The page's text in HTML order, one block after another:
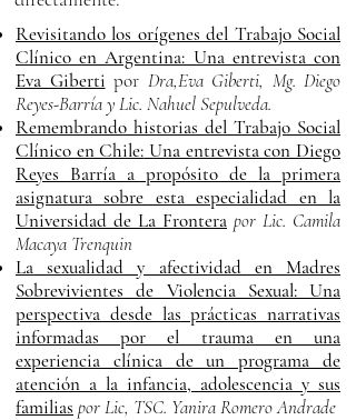
Revisitando los orígenes del Trabajo Social
Clínico en Argentina: Una entrevista con
Eva Giberti por Dra,Eva Giberti, Mg. Diego
Reyes-Barría y Lic. Nahuel Sepulveda.
Remembrando historias del Trabajo Social
Clínico en Chile: Una entrevista con Diego
Reyes Barría a propósito de la primera
asignatura sobre esta especialidad en la
Universidad de La Frontera por Lic. Camila
Macaya Trenquin
La sexualidad y afectividad en Madres
Sobrevivientes de Violencia Sexual: Una
perspectiva desde las prácticas narrativas
informadas por el trauma en una
experiencia clínica de un programa de
atención a la infancia, adolescencia y sus
familias por Lic, TSC. Yanira Romero Andrade